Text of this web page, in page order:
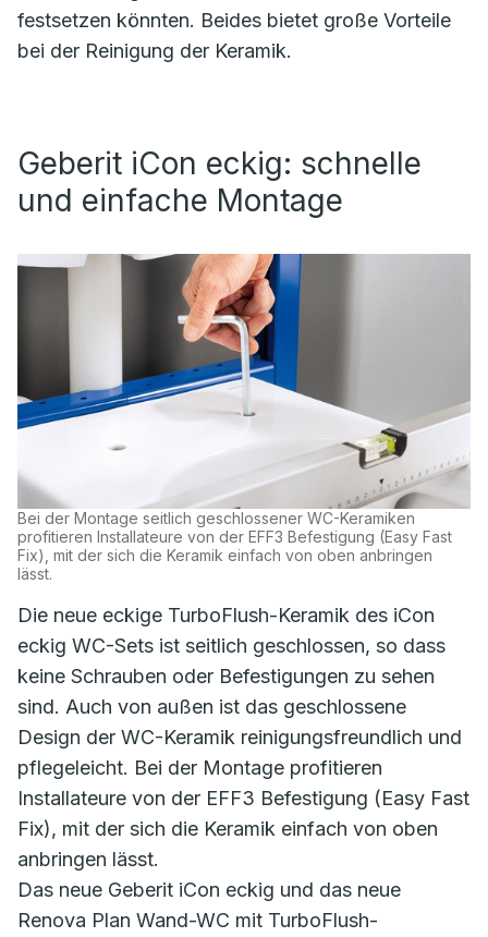
festsetzen könnten. Beides bietet große Vorteile
bei der Reinigung der Keramik.
Geberit iCon eckig: schnelle
und einfache Montage
Bei der Montage seitlich geschlossener WC-Keramiken
profitieren Installateure von der EFF3 Befestigung (Easy Fast
Fix), mit der sich die Keramik einfach von oben anbringen
lässt.
Die neue eckige TurboFlush-Keramik des iCon
eckig WC-Sets ist seitlich geschlossen, so dass
keine Schrauben oder Befestigungen zu sehen
sind. Auch von außen ist das geschlossene
Design der WC-Keramik reinigungsfreundlich und
pflegeleicht. Bei der Montage profitieren
Installateure von der EFF3 Befestigung (Easy Fast
Fix), mit der sich die Keramik einfach von oben
anbringen lässt.
Das neue Geberit iCon eckig und das neue
Renova Plan Wand-WC mit TurboFlush-